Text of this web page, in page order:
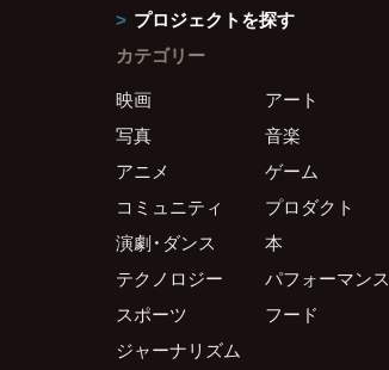
プロジェクトを探す
カテゴリー
映画
アート
写真
音楽
アニメ
ゲーム
コミュニティ
プロダクト
演劇・ダンス
本
テクノロジー
パフォーマンス
スポーツ
フード
ジャーナリズム